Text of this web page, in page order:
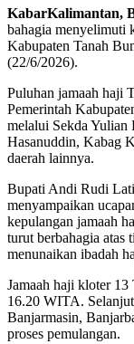
KabarKalimantan,
bahagia menyelimuti
Kabupaten Tanah
(22/6/2026).
Puluhan jamaah haji
Pemerintah
melalui Sekda
Hasanuddin, Kabag
daerah lainnya.
Bupati Andi Rudi
menyampaikan
kepulangan jamaah
turut berbahagia atas
menunaikan ibadah
Jamaah haji kloter
16.20 WITA.
Banjarmasin,
proses pemulangan.